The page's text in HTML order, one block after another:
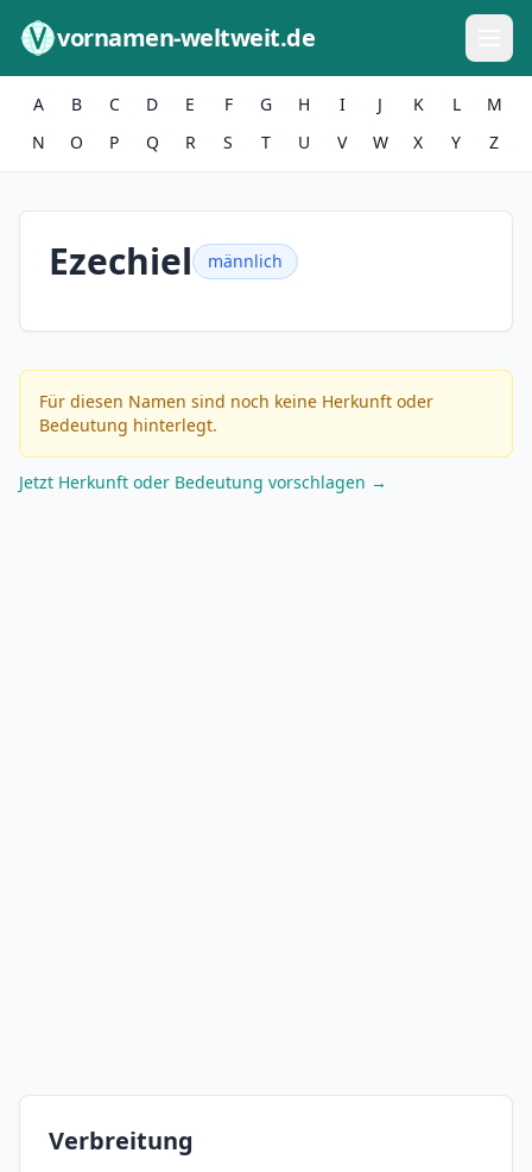
vornamen-weltweit.de
A B C D E F G H I J K L
M
N
O P Q R S T U V W X Y Z
Ezechiel männlich
Für diesen Namen sind noch keine Herkunft oder
Bedeutung hinterlegt.
Jetzt Herkunft oder Bedeutung vorschlagen →
Verbreitung